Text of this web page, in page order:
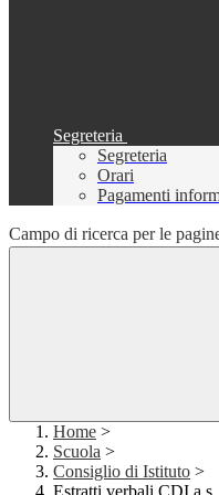
Segreteria
Segreteria
Orari
Pagamenti
Campo di ricerca per le
Home >
Scuola >
Consiglio di Istituto >